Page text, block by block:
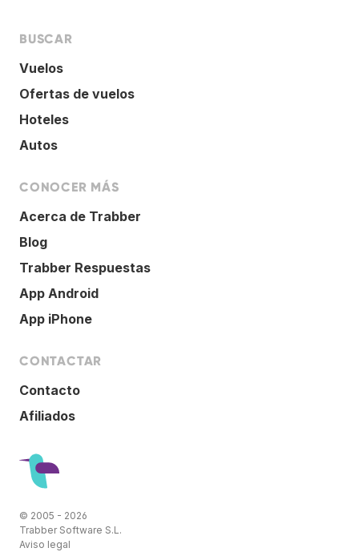
BUSCAR
Vuelos
Ofertas de vuelos
Hoteles
Autos
CONOCER MÁS
Acerca de Trabber
Blog
Trabber Respuestas
App Android
App iPhone
CONTACTAR
Contacto
Afiliados
© 2005 - 2026
Trabber Software S.L.
Aviso legal